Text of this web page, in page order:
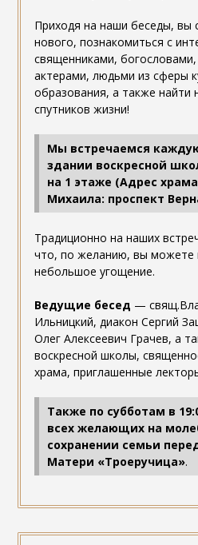
Приходя на наши беседы, вы
нового, познакомиться с
священниками,
актерами, людьми из сферы
образования, а также найти
спутников жизни!
Мы встречаемся каждую
здании воскресной
на 1 этаже (Адрес
Михаила: проспект
Традиционно на наших
что, по желанию, вы можете
небольшое угощение.
Ведущие бесед —
Ильницкий, диакон Сергий
Олег Алексеевич Грачев, а
воскресной школы,
храма, приглашенные
Также по субботам в
всех желающих на
сохранении семьи
Матери «Троеручица».